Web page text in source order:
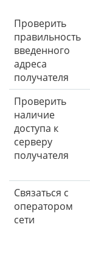
Проверить
правильность
введенного
адреса
получателя
Проверить
наличие
доступа к
серверу
получателя
Связаться с
оператором
сети